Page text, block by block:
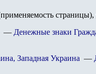
страницы),
— Денежные знаки
Западная Украина —